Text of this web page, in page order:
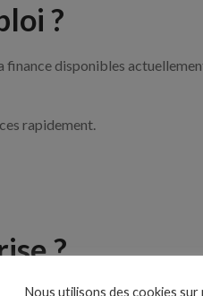
?
finance disponibles
rapidement.
?
Nous utilisons des cookies